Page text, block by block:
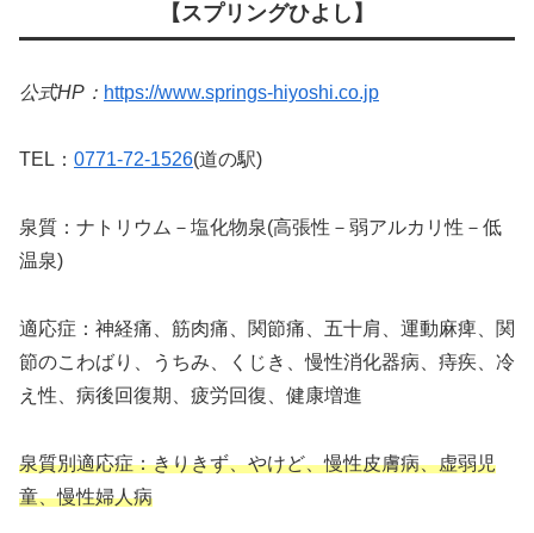
【スプリングひよし】
公式HP： https://www.springs-hiyoshi.co.jp
TEL： 0771-72-1526(道の駅)
泉質：ナトリウム－塩化物泉(高張性－弱アルカリ性－低
温泉)
適応症：神経痛、筋肉痛、関節痛、五十肩、運動麻痺、関
節のこわばり、うちみ、くじき、慢性消化器病、痔疾、冷
え性、病後回復期、疲労回復、健康増進
泉質別適応症：きりきず、やけど、慢性皮膚病、虚弱児
童、慢性婦人病